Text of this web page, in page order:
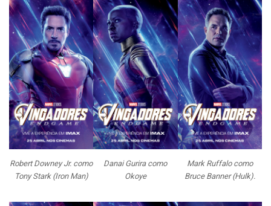
Robert Downey Jr. como
Tony Stark (Iron Man)
Danai Gurira como
Okoye
Mark Ruffalo como
Bruce Banner (Hulk).